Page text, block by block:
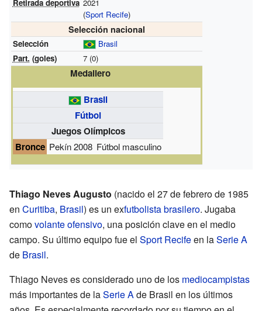
Retirada deportiva 2021
(Sport Recife)
Selección nacional
Selección
Brasil
Part. (goles) 7 (0)
Medallero
Brasil
Fútbol
Juegos Olímpicos
Bronce Pekín 2008 Fútbol masculino
Thiago Neves Augusto (nacido el 27 de febrero de 1985
en Curitiba, Brasil) es un exfutbolistabrasilero. Jugaba
comovolante ofensivo, una posición clave en el medio
campo. Su último equipo fue el Sport Recifeen laSerie A
de Brasil.
Thiago Neves es considerado uno de los mediocampistas
más importantes de laSerie Ade Brasil en los últimos